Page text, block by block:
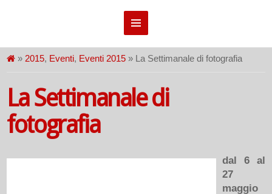
» 2015, Eventi, Eventi 2015 » La Settimanale di fotografia
La Settimanale di
fotografia
dal 6 al
27
maggio